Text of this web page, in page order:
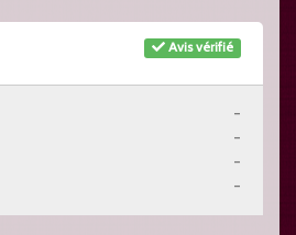
Avis vérifié
-
-
-
-